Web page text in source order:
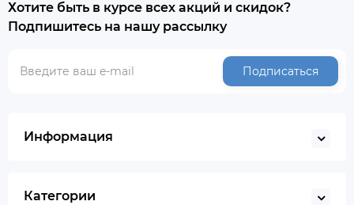
Хотите быть в курсе всех акций и скидок?
Подпишитесь на нашу рассылку
Подписаться
Информация
Категории